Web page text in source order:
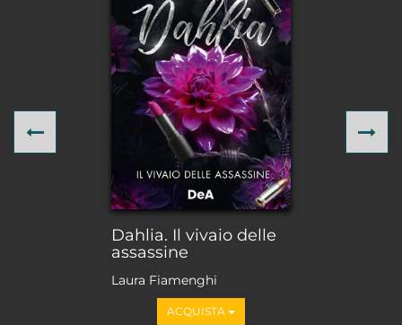
Dahlia. Il vivaio delle
assassine
Laura Fiamenghi
ACQUISTA
Previous